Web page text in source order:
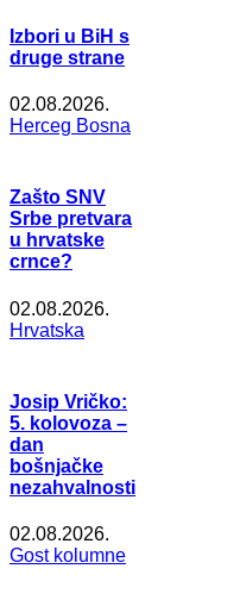
Izbori u BiH s
druge strane
02.08.2026.
Herceg Bosna
Zašto SNV
Srbe pretvara
u hrvatske
crnce?
02.08.2026.
Hrvatska
Josip Vričko:
5. kolovoza –
dan
bošnjačke
nezahvalnosti
02.08.2026.
Gost kolumne